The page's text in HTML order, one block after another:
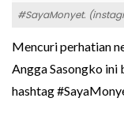
#SayaMonyet.
Mencuri perhatian
Angga Sasongko ini
hashtag